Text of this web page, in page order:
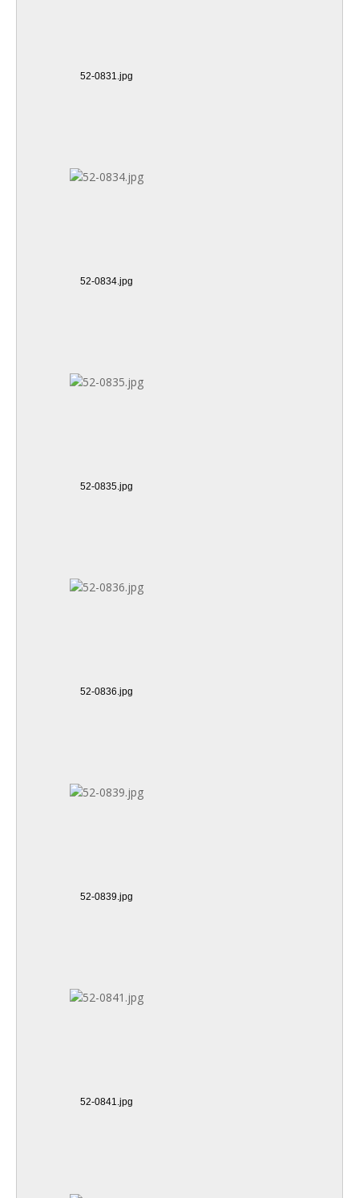
52-0831.jpg
52-0834.jpg
52-0835.jpg
52-0836.jpg
52-0839.jpg
52-0841.jpg